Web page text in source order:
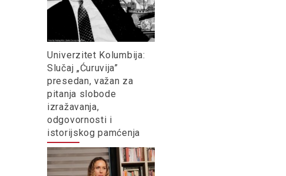
Univerzitet Kolumbija:
Slučaj „Ćuruvija”
presedan, važan za
pitanja slobode
izražavanja,
odgovornosti i
istorijskog pamćenja